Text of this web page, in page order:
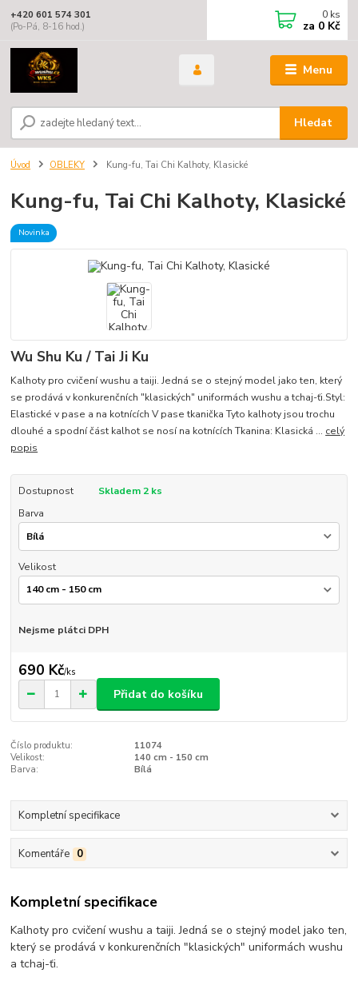
Menu
Hledat
+420 601 574 301
(Po-Pá, 8-16 hod.)
0 ks
za 0 Kč
Úvod OBLEKY Kung-fu, Tai Chi Kalhoty, Klasické
Kung-fu, Tai Chi Kalhoty, Klasické
Novinka
Wu Shu Ku / Tai Ji Ku
Kalhoty pro cvičení wushu a taiji. Jedná se o stejný model jako ten, který
se prodává v konkurenčních "klasických" uniformách wushu a tchaj-ťi.Styl:
Elastické v pase a na kotnících V pase tkanička Tyto kalhoty jsou trochu
dlouhé a spodní část kalhot se nosí na kotnících Tkanina: Klasická ... celý
popis
Dostupnost
Skladem 2 ks
Barva
Velikost
Nejsme plátci DPH
690 Kč/ks
Přidat do košíku
Číslo produktu:
11074
Velikost:
140 cm - 150 cm
Barva:
Bílá
Kompletní specifikace
Komentáře 0
Kompletní specifikace
Kalhoty pro cvičení wushu a taiji. Jedná se o stejný model jako ten,
který se prodává v konkurenčních "klasických" uniformách wushu
a tchaj-ťi.